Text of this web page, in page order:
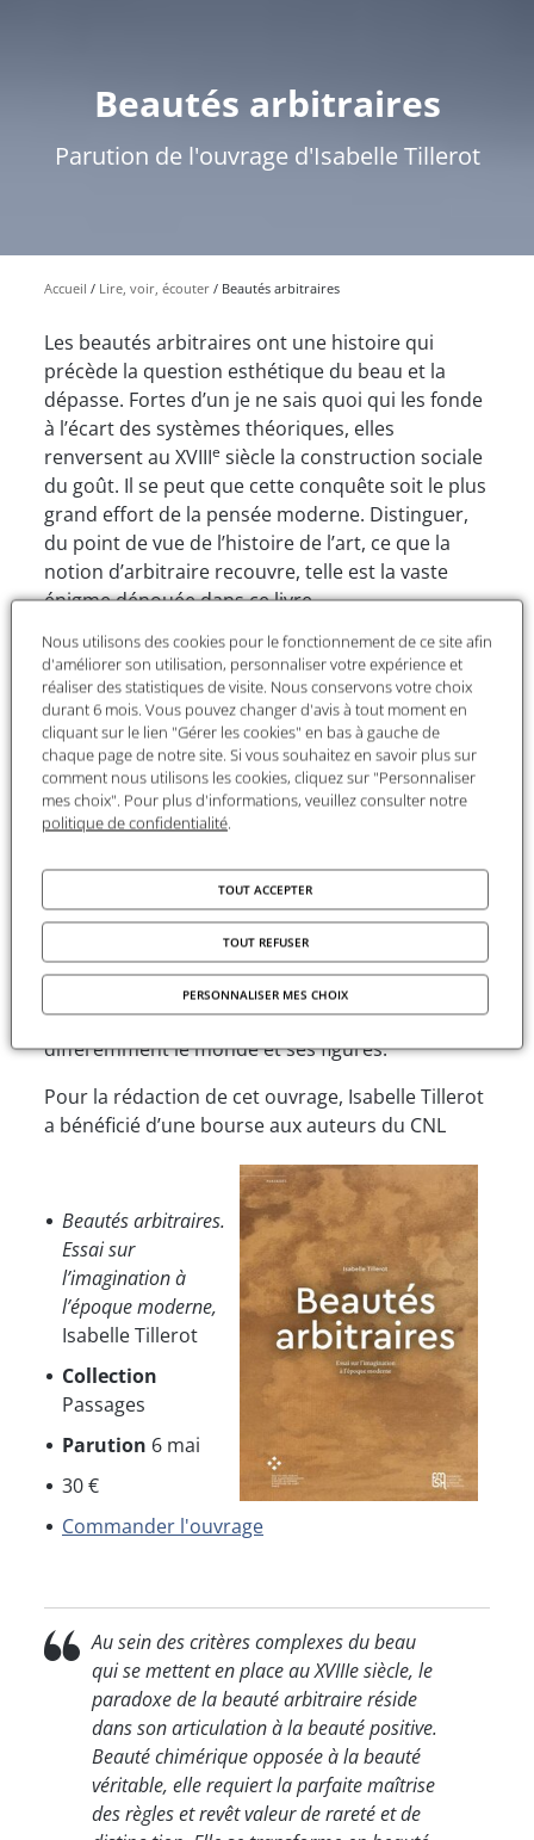
Beautés arbitraires
Parution de l'ouvrage d'Isabelle Tillerot
Accueil Lire, voir, écouter Beautés arbitraires
Les beautés arbitraires ont une histoire qui
précède la question esthétique du beau et la
dépasse. Fortes d’un je ne sais quoi qui les fonde
à l’écart des systèmes théoriques, elles
renversent au XVIIIe siècle la construction sociale
du goût. Il se peut que cette conquête soit le plus
grand effort de la pensée moderne. Distinguer,
du point de vue de l’histoire de l’art, ce que la
notion d’arbitraire recouvre, telle est la vaste
énigme dénouée dans ce livre.
La reconnaissance des beautés arbitraires se
heurte à l’absolu d’un modèle antique qu’il est
temps de contredire. Car il n’est rien de fixe, ni
d’immuable dans l’arbitraire de la beauté, tout
entier laissé à l’imagination du peintre, du poète,
de l’architecte ou du musicien... Beauté
chimérique opposée à la beauté véritable, elle
se transforme en beauté nécessaire, liée à
l’invention de formes nouvelles qui peuvent
plaire et toucher universellement. Entre caprice
et convention, non-sens et vraisemblance, raison
et sentiment, beautés essentielles et arbitraires
échangent leurs rôles pour représenter
différemment le monde et ses figures.
Pour la rédaction de cet ouvrage, Isabelle Tillerot
a bénéficié d’une bourse aux auteurs du CNL
Beautés arbitraires.
Essai sur
l’imagination à
l’époque moderne,
Isabelle Tillerot
Collection
Passages
Parution 6 mai
30 €
Commander l'ouvrage
Au sein des critères complexes du beau
qui se mettent en place au XVIIIe siècle, le
paradoxe de la beauté arbitraire réside
dans son articulation à la beauté positive.
Beauté chimérique opposée à la beauté
véritable, elle requiert la parfaite maîtrise
des règles et revêt valeur de rareté et de
Nous utilisons des cookies pour le fonctionnement de ce site afin
d'améliorer son utilisation, personnaliser votre expérience et
réaliser des statistiques de visite. Nous conservons votre choix
durant 6 mois. Vous pouvez changer d'avis à tout moment en
cliquant sur le lien "Gérer les cookies" en bas à gauche de
chaque page de notre site. Si vous souhaitez en savoir plus sur
comment nous utilisons les cookies, cliquez sur "Personnaliser
mes choix". Pour plus d'informations, veuillez consulter notre
politique de confidentialité.
TOUT ACCEPTER
TOUT REFUSER
PERSONNALISER MES CHOIX